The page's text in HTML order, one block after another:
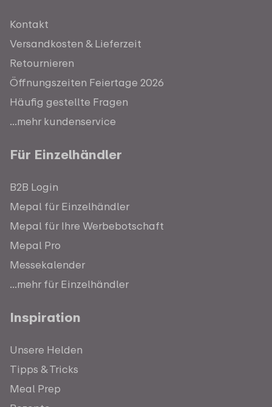
Kontakt
Versandkosten & Lieferzeit
Retournieren
Öffnungszeiten Feiertage 2026
Häufig gestellte Fragen
...mehr kundenservice
Für Einzelhändler
B2B Login
Mepal für Einzelhändler
Mepal für Ihre Werbebotschaft
Mepal Pro
Messekalender
...mehr für Einzelhändler
Inspiration
Unsere Helden
Tipps & Tricks
Meal Prep